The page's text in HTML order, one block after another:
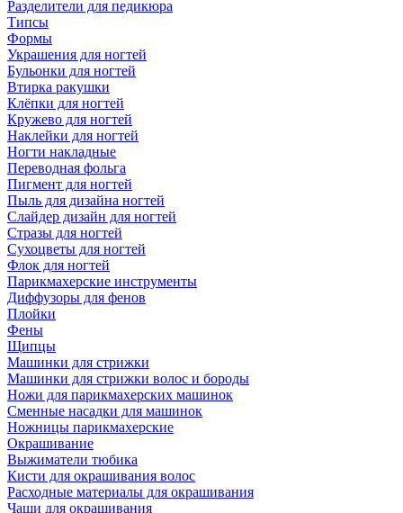
Разделители для педикюра
Типсы
Формы
Украшения для ногтей
Бульонки для ногтей
Втирка ракушки
Клёпки для ногтей
Кружево для ногтей
Наклейки для ногтей
Ногти накладные
Переводная фольга
Пигмент для ногтей
Пыль для дизайна ногтей
Слайдер дизайн для ногтей
Стразы для ногтей
Сухоцветы для ногтей
Флок для ногтей
Парикмахерские инструменты
Диффузоры для фенов
Плойки
Фены
Щипцы
Машинки для стрижки
Машинки для стрижки волос и бороды
Ножи для парикмахерских машинок
Сменные насадки для машинок
Ножницы парикмахерские
Окрашивание
Выжиматели тюбика
Кисти для окрашивания волос
Расходные материалы для окрашивания
Чаши для окрашивания